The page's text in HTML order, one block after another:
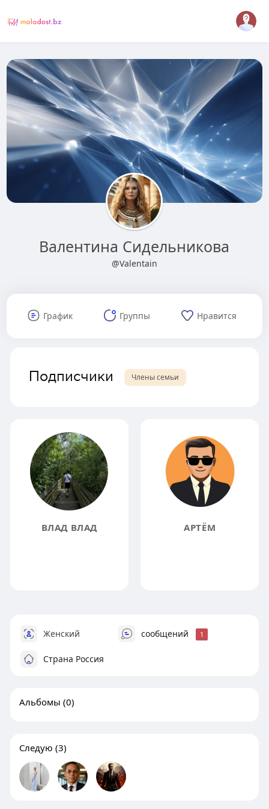
Валентина Сидельникова
@Valentain
График Группы Нравится
Подписчики Члены семьи
ВЛАД ВЛАД АРТЁМ
Женский сообщений 1
Страна Россия
Альбомы (0)
Следую (3)